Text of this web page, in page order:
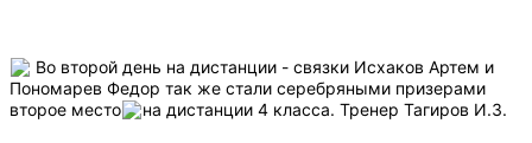
Во второй день на дистанции - связки Исхаков Артем и
Пономарев Федор так же стали серебряными призерами
второе место
на дистанции 4 класса. Тренер Тагиров И.З.